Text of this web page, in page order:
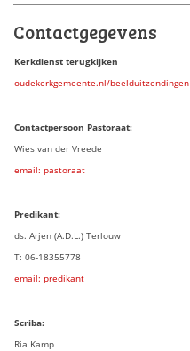
Contactgegevens
Kerkdienst terugkijken
oudekerkgemeente.nl/beelduitzendingen
Contactpersoon Pastoraat:
Wies van der Vreede
email: pastoraat
Predikant:
ds. Arjen (A.D.L.) Terlouw
T: 06-18355778
email: predikant
Scriba:
Ria Kamp